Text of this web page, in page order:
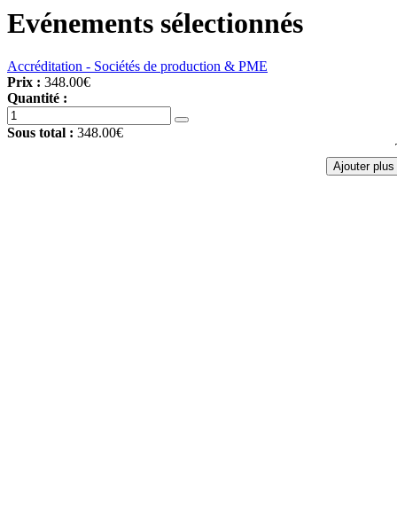
Evénements sélectionnés
Accréditation - Sociétés de production & PME
Prix : 348.00€
Quantité :
Sous total : 348.00€
Ajouter